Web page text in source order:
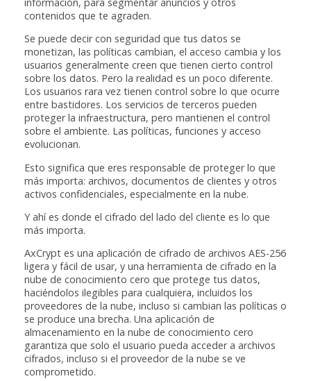
contenidos que te agraden.
Se puede decir con seguridad que tus datos se
monetizan, las políticas cambian, el acceso cambia y los
usuarios generalmente creen que tienen cierto control
sobre los datos. Pero la realidad es un poco diferente.
Los usuarios rara vez tienen control sobre lo que ocurre
entre bastidores. Los servicios de terceros pueden
proteger la infraestructura, pero mantienen el control
sobre el ambiente. Las políticas, funciones y acceso
evolucionan.
Esto significa que eres responsable de proteger lo que
más importa: archivos, documentos de clientes y otros
activos confidenciales, especialmente en la nube.
Y ahí es donde el cifrado del lado del cliente es lo que
más importa.
AxCrypt es una aplicación de cifrado de archivos AES-256
ligera y fácil de usar, y una herramienta de cifrado en la
nube de conocimiento cero que protege tus datos,
haciéndolos ilegibles para cualquiera, incluidos los
proveedores de la nube, incluso si cambian las políticas o
se produce una brecha. Una aplicación de
almacenamiento en la nube de conocimiento cero
garantiza que solo el usuario pueda acceder a archivos
cifrados, incluso si el proveedor de la nube se ve
comprometido.